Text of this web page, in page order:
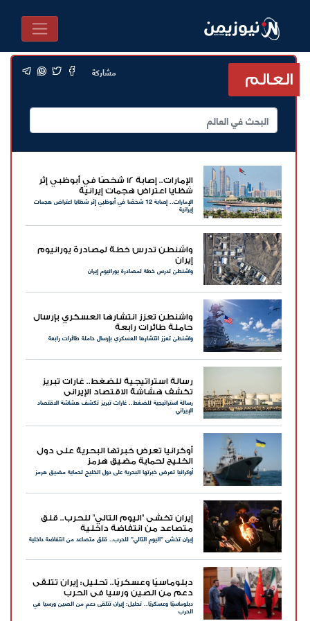
العالم مشاركة
الإمارات.. إصابة 12 شخصًا في أبوظبي إثر
شظايا اعتراض هجمات إيرانية
الإمارات.. إصابة 12 شخصًا في أبوظبي إثر شظايا اعتراض هجمات
إيرانية
واشنطن تدرس خطة لمصادرة يورانيوم
إيران
واشنطن تدرس خطة لمصادرة يورانيوم إيران
واشنطن تعزز انتشارها العسكري بإرسال
حاملة طائرات رابعة
واشنطن تعزز انتشارها العسكري بإرسال حاملة طائرات رابعة
رسالة استراتيجية للضغط.. غارات تبريز
تكشف هشاشة الاقتصاد الإيراني
رسالة استراتيجية للضغط.. غارات تبريز تكشف هشاشة الاقتصاد
الإيراني
أوكرانيا تعرض خبرتها البحرية على دول
الخليج لحماية مضيق هرمز
أوكرانيا تعرض خبرتها البحرية على دول الخليج لحماية مضيق هرمز
إيران تخشى "اليوم التالي" للحرب.. قلق
متصاعد من انتفاضة داخلية
إيران تخشى "اليوم التالي" للحرب.. قلق متصاعد من انتفاضة داخلية
دبلوماسيًا وعسكريًا.. تحليل: إيران تتلقى
دعم من الصين ورسيا في الحرب
دبلوماسيًا وعسكريًا.. تحليل: إيران تتلقى دعم من الصين ورسيا في
الحرب